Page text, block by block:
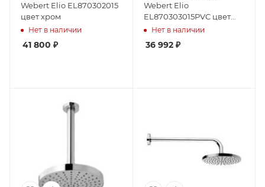
Webert Elio EL870302015
цвет хром
Нет в наличии
41 800 ₽
Webert Elio
EL870303015PVC цвет
хром
Нет в наличии
36 992₽